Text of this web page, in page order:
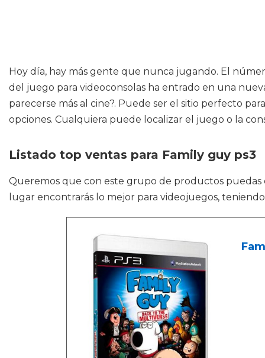
Hoy día, hay más gente que nunca jugando. El
del juego para videoconsolas ha entrado en una
parecerse más al cine?. Puede ser el sitio perfecto
opciones. Cualquiera puede localizar el juego o la
Listado top ventas para Family guy ps3
Queremos que con este grupo de productos
lugar encontrarás lo mejor para videojuegos,